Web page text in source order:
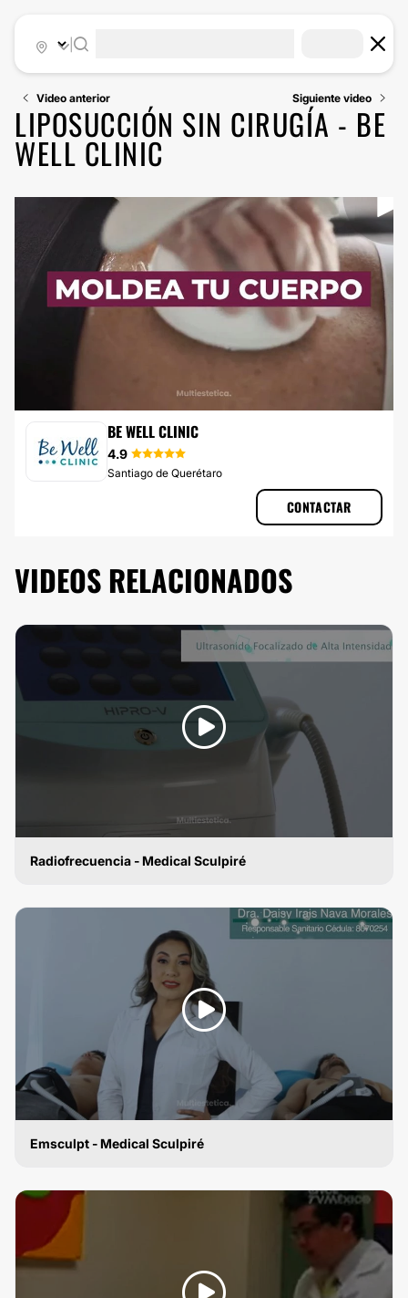
Video anterior Siguiente video
LIPOSUCCIÓN SIN CIRUGÍA - BE
WELL CLINIC
BE WELL CLINIC
4.9
Santiago de Querétaro
CONTACTAR
VIDEOS RELACIONADOS
Radiofrecuencia - Medical Sculpiré
Emsculpt - Medical Sculpiré